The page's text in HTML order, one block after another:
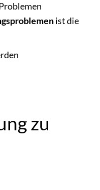
ist die
zu